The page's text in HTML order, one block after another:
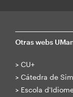
Otras webs
> CU+
> Cátedra de
> Escola